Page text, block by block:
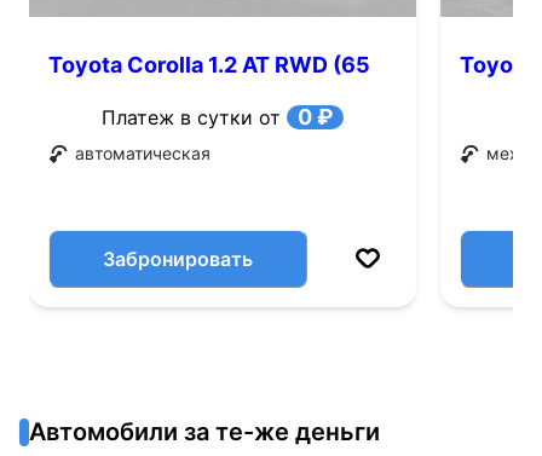
Toyota Corolla 1.2 AT RWD (65
Платеж в сутки от 0 ₽
автоматическая
Забронировать
Toyota
Автомобили за те-же деньги